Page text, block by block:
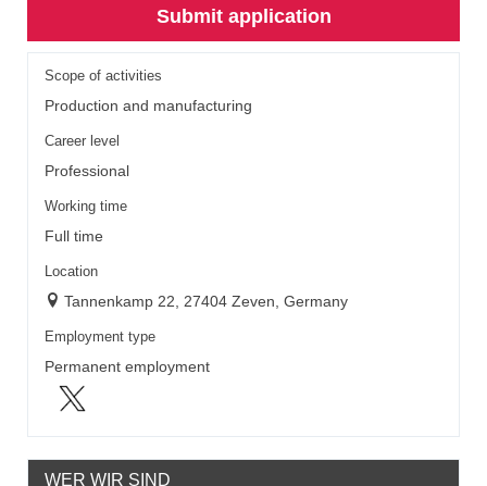
Submit application
Scope of activities
Production and manufacturing
Career level
Professional
Working time
Full time
Location
Tannenkamp 22, 27404 Zeven, Germany
Employment type
Permanent employment
WER WIR SIND